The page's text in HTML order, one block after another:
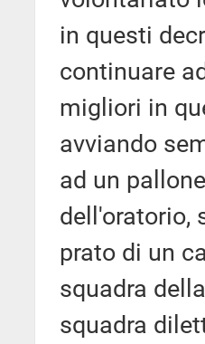
in questi
continuare
migliori in
avviando
ad un
dell'oratorio,
prato di un
squadra
squadra